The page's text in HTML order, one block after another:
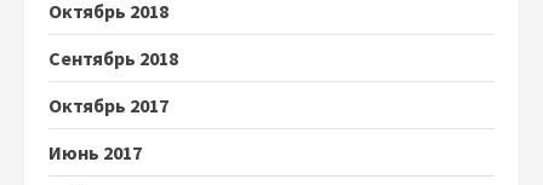
Октябрь 2018
Сентябрь 2018
Октябрь 2017
Июнь 2017